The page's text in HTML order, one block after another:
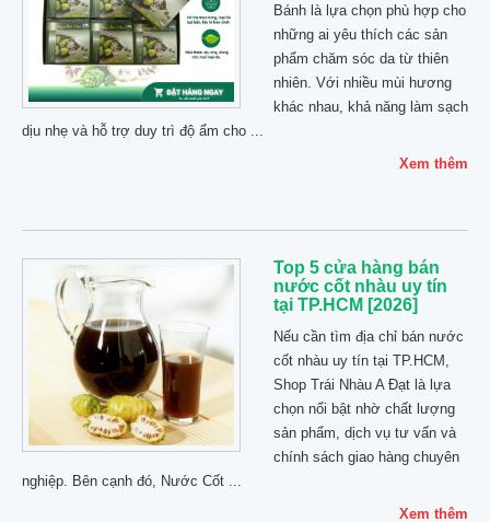
Bánh là lựa chọn phù hợp cho
những ai yêu thích các sản
phẩm chăm sóc da từ thiên
nhiên. Với nhiều mùi hương
khác nhau, khả năng làm sạch
dịu nhẹ và hỗ trợ duy trì độ ẩm cho ...
Xem thêm
Top 5 cửa hàng bán
nước cốt nhàu uy tín
tại TP.HCM [2026]
Nếu cần tìm địa chỉ bán nước
cốt nhàu uy tín tại TP.HCM,
Shop Trái Nhàu A Đạt là lựa
chọn nổi bật nhờ chất lượng
sản phẩm, dịch vụ tư vấn và
chính sách giao hàng chuyên
nghiệp. Bên cạnh đó, Nước Cốt ...
Xem thêm